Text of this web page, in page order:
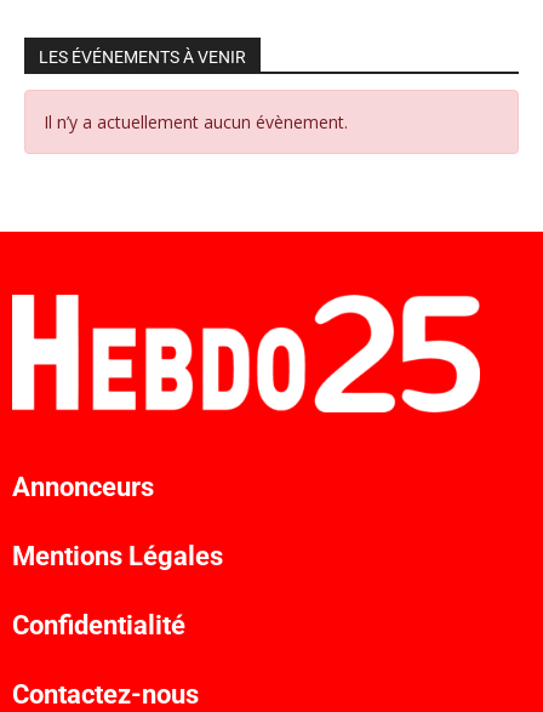
LES ÉVÉNEMENTS À VENIR
Il n’y a actuellement aucun évènement.
Annonceurs
Mentions Légales
Confidentialité
Contactez-nous